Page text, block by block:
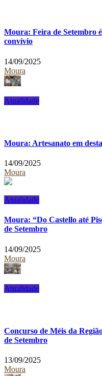
Moura: Feira de Setembro
convívio
14/09/2025
Moura
Atualidade
Moura: Artesanato em
14/09/2025
Moura
Atualidade
Moura: “Do Castello até
de Setembro
14/09/2025
Moura
Atualidade
Concurso de Méis da
de Setembro
13/09/2025
Moura